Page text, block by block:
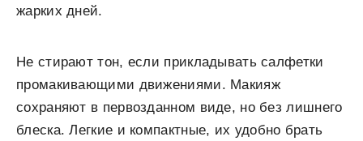
жарких дней.
Не стирают тон, если прикладывать салфетки
промакивающими движениями. Макияж
сохраняют в первозданном виде, но без лишнего
блеска. Легкие и компактные, их удобно брать